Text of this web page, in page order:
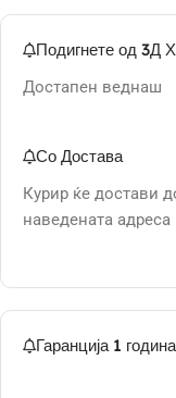
Подигнете од 3Д
Достапен веднаш
Со Достава
Курир ќе достави
наведената адреса
Гаранција 1 година